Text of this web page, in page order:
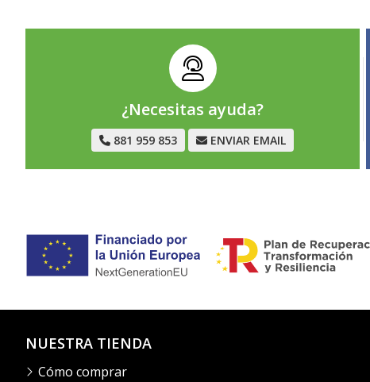
¿Necesitas ayuda?
881 959 853 ENVIAR EMAIL
NUESTRA TIENDA
Cómo comprar